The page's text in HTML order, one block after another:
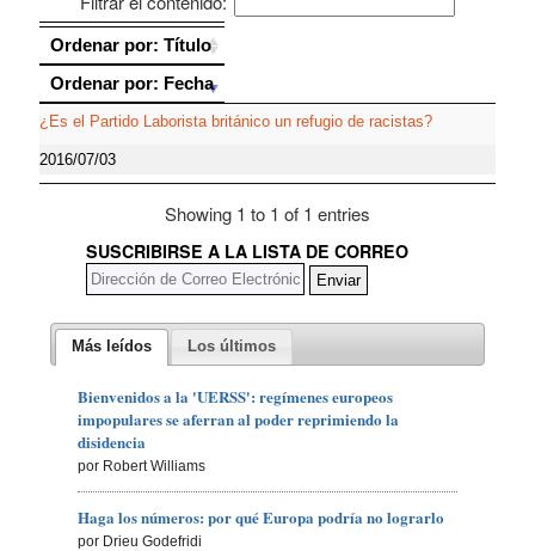
Ordenar por: Título
Ordenar por: Fecha
¿Es el Partido Laborista británico un refugio de racistas?
2016/07/03
Showing 1 to 1 of 1 entries
SUSCRIBIRSE A LA LISTA DE CORREO
Más leídos Los últimos
Bienvenidos a la 'UERSS': regímenes europeos
impopulares se aferran al poder reprimiendo la
disidencia
por Robert Williams
Haga los números: por qué Europa podría no lograrlo
por Drieu Godefridi
Ordenar por: Título
Ordenar por: Fecha